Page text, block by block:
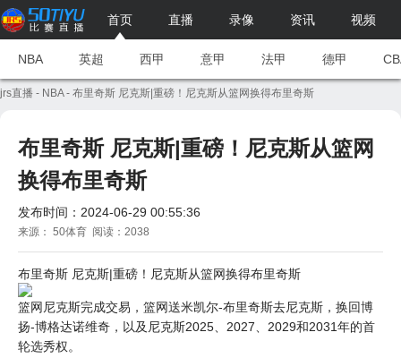
首页 直播 录像 资讯 视频
NBA 英超 西甲 意甲 法甲 德甲
jrs直播 - NBA- 布里奇斯 尼克斯|重磅！尼克斯从篮网换得布里奇斯
布里奇斯 尼克斯|重磅！尼克斯从篮网
换得布里奇斯
发布时间：2024-06-29 00:55:36
来源： 50体育 阅读：2038
布里奇斯 尼克斯|重磅！尼克斯从篮网换得布里奇斯
篮网尼克斯完成交易，篮网送米凯尔-布里奇斯去尼克斯，换回博
扬-博格达诺维奇，以及尼克斯2025、2027、2029和2031年的首
轮选秀权。